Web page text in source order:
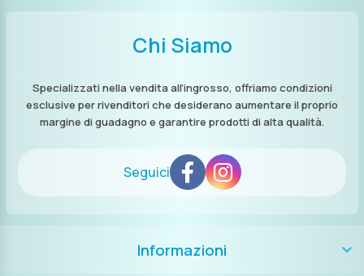
Chi Siamo
Specializzati nella vendita all’ingrosso, offriamo condizioni
esclusive per rivenditori che desiderano aumentare il proprio
margine di guadagno e garantire prodotti di alta qualità.
Seguici
Informazioni